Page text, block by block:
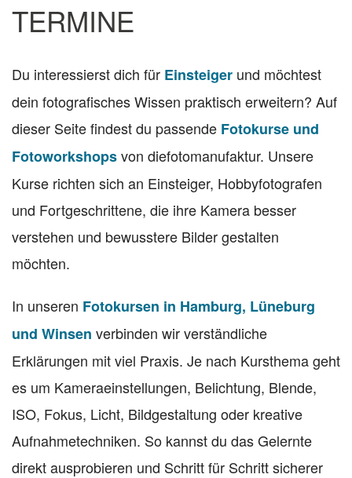
TERMINE
Du interessierst dich für Einsteiger und möchtest
dein fotografisches Wissen praktisch erweitern? Auf
dieser Seite findest du passende Fotokurse und
Fotoworkshopsvon diefotomanufaktur. Unsere
Kurse richten sich an Einsteiger, Hobbyfotografen
und Fortgeschrittene, die ihre Kamera besser
verstehen und bewusstere Bilder gestalten
möchten.
In unseren Fotokursen in Hamburg, Lüneburg
und Winsen verbinden wir verständliche
Erklärungen mit viel Praxis. Je nach Kursthema geht
es um Kameraeinstellungen, Belichtung, Blende,
ISO, Fokus, Licht, Bildgestaltung oder kreative
Aufnahmetechniken. So kannst du das Gelernte
direkt ausprobieren und Schritt für Schritt sicherer